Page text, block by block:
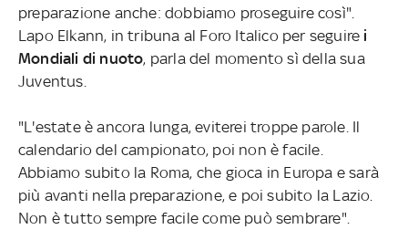
preparazione anche: dobbiamo proseguire così".
Lapo Elkann, in tribuna al Foro Italico per seguire i
Mondiali di nuoto, parla del momento sì della sua
Juventus.
"L'estate è ancora lunga, eviterei troppe parole. Il
calendario del campionato, poi non è facile.
Abbiamo subito la Roma, che gioca in Europa e sarà
più avanti nella preparazione, e poi subito la Lazio.
Non è tutto sempre facile come può sembrare".